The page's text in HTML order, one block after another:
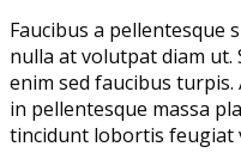
Faucibus a pellentesque
nulla at volutpat diam ut.
enim sed faucibus
in pellentesque massa
tincidunt lobortis feugiat